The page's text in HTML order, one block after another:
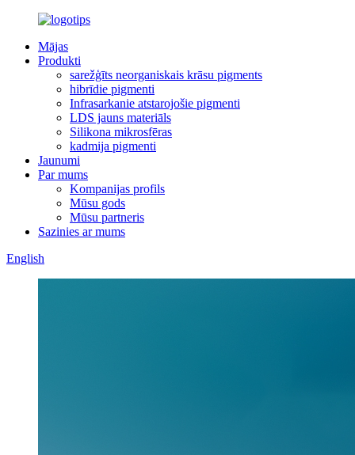
Mājas
Produkti
sarežģīts neorganiskais krāsu pigments
hibrīdie pigmenti
Infrasarkanie atstarojošie pigmenti
LDS jauns materiāls
Silikona mikrosfēras
kadmija pigmenti
Jaunumi
Par mums
Kompanijas profils
Mūsu gods
Mūsu partneris
Sazinies ar mums
English